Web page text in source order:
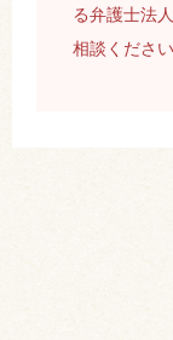
る弁護士法
相談ください